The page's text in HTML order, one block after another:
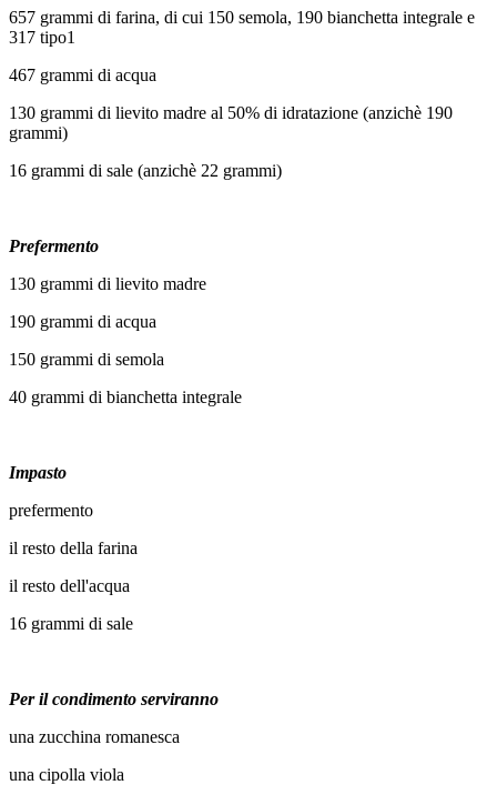
657 grammi di farina, di cui 150 semola, 190 bianchetta integrale e
317 tipo1
467 grammi di acqua
130 grammi di lievito madre al 50% di idratazione (anzichè 190
grammi)
16 grammi di sale (anzichè 22 grammi)
Prefermento
130 grammi di lievito madre
190 grammi di acqua
150 grammi di semola
40 grammi di bianchetta integrale
Impasto
prefermento
il resto della farina
il resto dell'acqua
16 grammi di sale
Per il condimento serviranno
una zucchina romanesca
una cipolla viola